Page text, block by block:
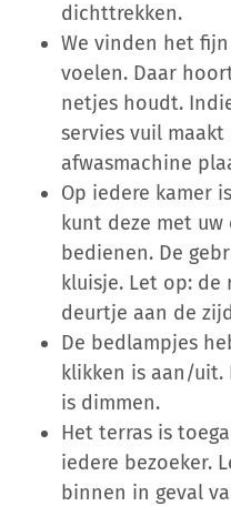
dichttrekken.
We vinden het
voelen. Daar
netjes houdt.
servies vuil
afwasmachine
Op iedere kamer
kunt deze met
bedienen. De
kluisje. Let op:
deurtje aan de
De bedlampjes
klikken is aan/uit.
is dimmen.
Het terras is
iedere bezoeker.
binnen in geval